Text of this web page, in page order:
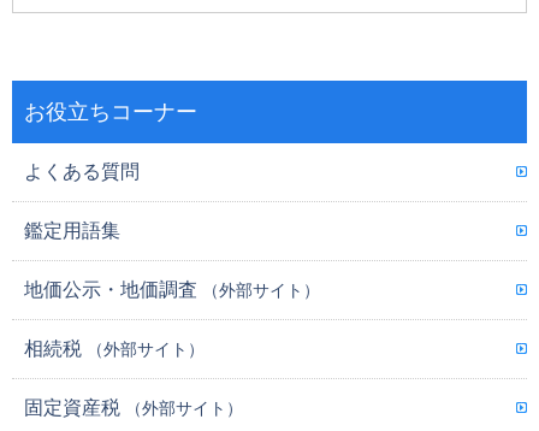
お役立ちコーナー
よくある質問
鑑定用語集
地価公示・地価調査 （外部サイト）
相続税 （外部サイト）
固定資産税 （外部サイト）